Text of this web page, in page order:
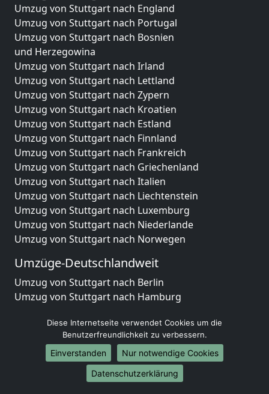
Umzug von Stuttgart nach England
Umzug von Stuttgart nach Portugal
Umzug von Stuttgart nach Bosnien
und Herzegowina
Umzug von Stuttgart nach Irland
Umzug von Stuttgart nach Lettland
Umzug von Stuttgart nach Zypern
Umzug von Stuttgart nach Kroatien
Umzug von Stuttgart nach Estland
Umzug von Stuttgart nach Finnland
Umzug von Stuttgart nach Frankreich
Umzug von Stuttgart nach Griechenland
Umzug von Stuttgart nach Italien
Umzug von Stuttgart nach Liechtenstein
Umzug von Stuttgart nach Luxemburg
Umzug von Stuttgart nach Niederlande
Umzug von Stuttgart nach Norwegen
Umzüge-Deutschlandweit
Umzug von Stuttgart nach Berlin
Umzug von Stuttgart nach Hamburg
Umzug von Stuttgart nach Köln
Umzug von Stuttgart nach Frankfurt am Main
Umzug von Stuttgart nach Stuttgart
Umzug von Stuttgart nach Düsseldorf
Umzug von Stuttgart nach Leipzig
Diese Internetseite verwendet Cookies um die
Benutzerfreundlichkeit zu verbessern.
Einverstanden
Nur notwendige Cookies
Datenschutzerklärung